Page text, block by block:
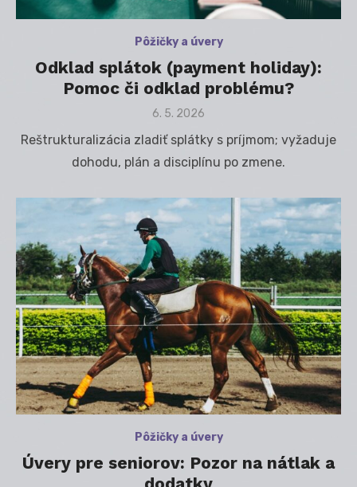
Pôžičky a úvery
Odklad splátok (payment holiday):
Pomoc či odklad problému?
Posted
6. 5. 2026
Reštrukturalizácia zladiť splátky s príjmom; vyžaduje
dohodu, plán a disciplínu po zmene.
Pôžičky a úvery
Úvery pre seniorov: Pozor na nátlak a